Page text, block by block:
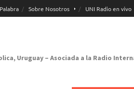
Sobre Nosotros UNI Radio en vivo
Uruguay – Asociada a la Radio